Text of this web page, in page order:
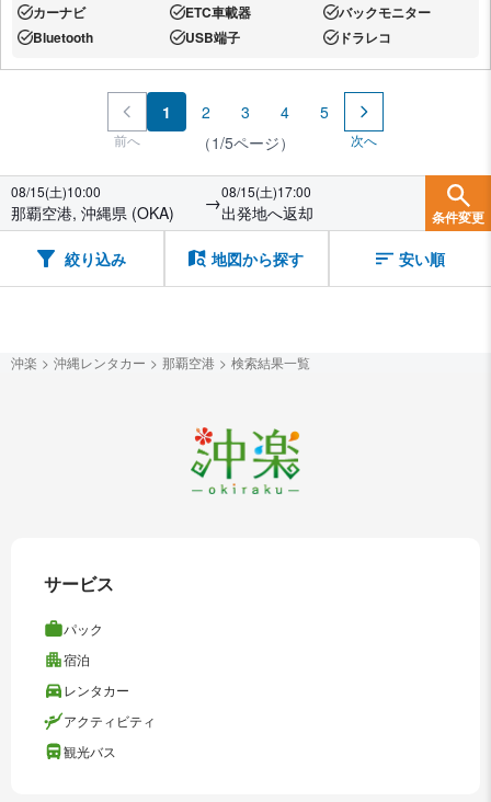
あり:カーナビ あり:ETC車載器 あり:バックモニター
あり:Bluetooth あり:USB端子 あり:ドラレコ
前へ
1 2 3 4
5
（1/5ページ）
次へ
08/15(土)10:00
那覇空港, 沖縄県 (OKA) →08/15(土)17:00
出発地へ返却 条件変更
絞り込み 地図から探す 安い順
沖楽 沖縄レンタカー 那覇空港 検索結果一覧
サービス
パック
宿泊
レンタカー
アクティビティ
観光バス